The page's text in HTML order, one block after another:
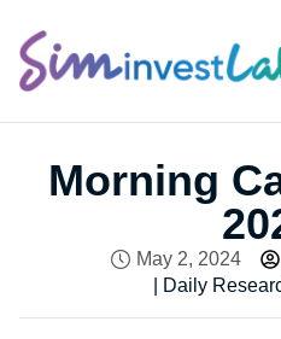
Morning
May 2, 2024
Daily